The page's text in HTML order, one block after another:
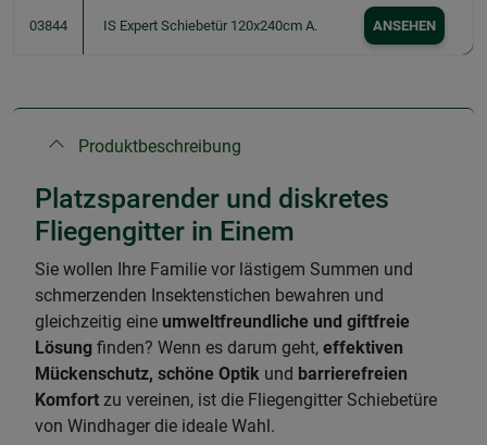
03844 IS Expert Schiebetür 120x240cm A. ANSEHEN
Produktbeschreibung
Platzsparender und diskretes
Fliegengitter in Einem
Sie wollen Ihre Familie vor lästigem Summen und
schmerzenden Insektenstichen bewahren und
gleichzeitig eine umweltfreundliche und giftfreie
Lösung finden? Wenn es darum geht, effektiven
Mückenschutz, schöne Optik und barrierefreien
Komfort zu vereinen, ist die Fliegengitter Schiebetüre
von Windhager die ideale Wahl.